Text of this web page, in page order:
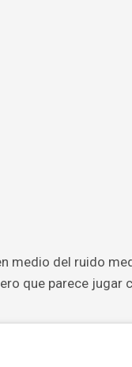
medio del ruido
que parece jugar